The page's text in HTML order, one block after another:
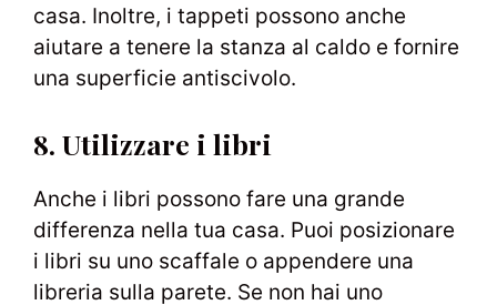
casa. Inoltre, i tappeti possono anche
aiutare a tenere la stanza al caldo e fornire
una superficie antiscivolo.
8. Utilizzare i libri
Anche i libri possono fare una grande
differenza nella tua casa. Puoi posizionare
i libri su uno scaffale o appendere una
libreria sulla parete. Se non hai uno